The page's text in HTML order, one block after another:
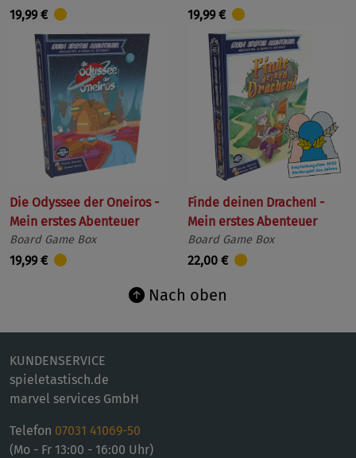
19,99 € 19,99 €
Die Odyssee der Oneiros -
Mein erstes Abenteuer
Board Game Box
19,99 €
Finde deinen Drachen! -
Mein erstes Abenteuer
Board Game Box
22,00 €
Nach oben
KUNDENSERVICE
spieletastisch.de
marvel services GmbH
Telefon 07031 41069-50
(Mo - Fr 13:00 - 16:00 Uhr)